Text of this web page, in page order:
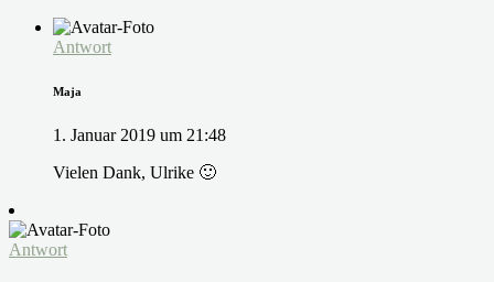
Antwort
Maja
1. Januar 2019 um 21:48
Vielen Dank, Ulrike 🙂
Antwort